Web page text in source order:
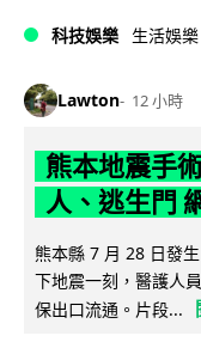
科技娛樂 生活娛樂
Lawton 12 小時
熊本地震手
人、逃生門
熊本縣 7 月 28 日發
下地震一刻，醫護人
保出口流通。片段...